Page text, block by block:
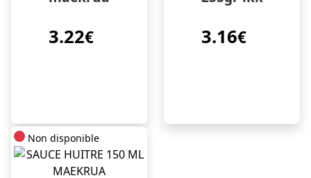
3.22€ 3.16€
Non disponible